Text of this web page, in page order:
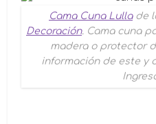
Cama Cuna Lullade
Decoración. Cama cuna
madera o protector
información de este y